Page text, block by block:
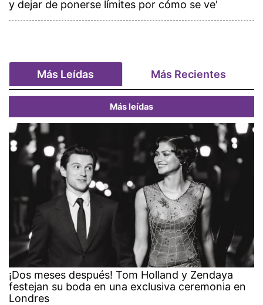
y dejar de ponerse límites por cómo se ve'
Más Leídas Más Recientes
Más leídas
¡Dos meses después! Tom Holland y Zendaya
festejan su boda en una exclusiva ceremonia en
Londres